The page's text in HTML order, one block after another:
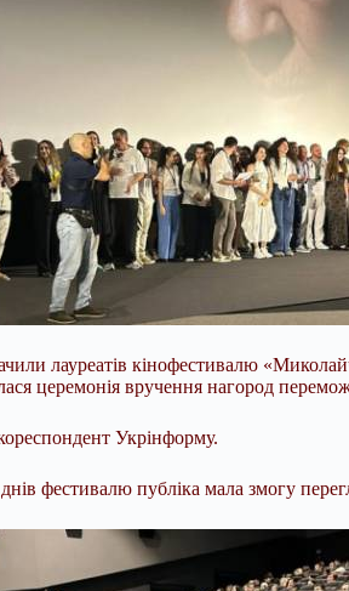
лауреатів кінофестивалю
церемонія вручення нагород
Укрінформу.
фестивалю публіка мала змогу